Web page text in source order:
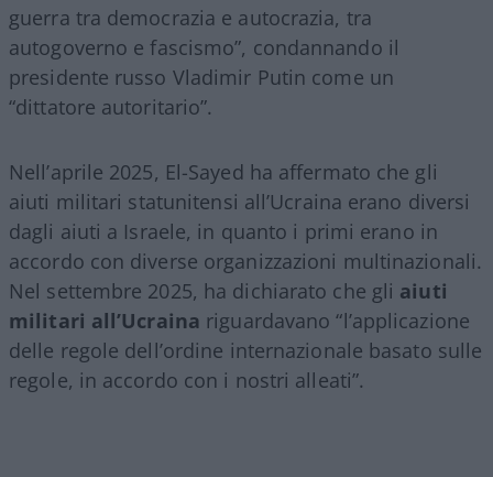
guerra tra democrazia e autocrazia, tra
autogoverno e fascismo”, condannando il
presidente russo Vladimir Putin come un
“dittatore autoritario”.
Nell’aprile 2025, El-Sayed ha affermato che gli
aiuti militari statunitensi all’Ucraina erano diversi
dagli aiuti a Israele, in quanto i primi erano in
accordo con diverse organizzazioni multinazionali.
Nel settembre 2025, ha dichiarato che gli aiuti
militari all’Ucraina riguardavano “l’applicazione
delle regole dell’ordine internazionale basato sulle
regole, in accordo con i nostri alleati”.